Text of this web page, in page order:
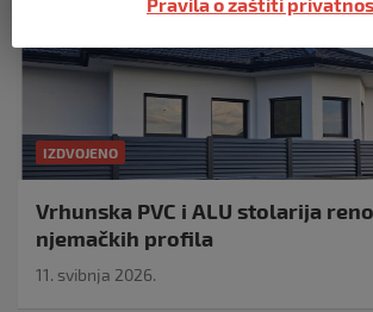
IZDVOJENO
Vrhunska PVC i ALU stolarija
njemačkih profila
11. svibnja 2026.